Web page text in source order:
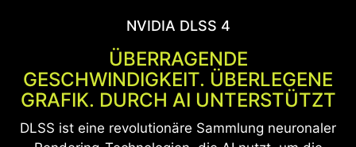
NVIDIA DLSS 4
ÜBERRAGENDE
GESCHWINDIGKEIT. ÜBERLEGENE
GRAFIK. DURCH AI UNTERSTÜTZT
DLSS ist eine revolutionäre Sammlung neuronaler